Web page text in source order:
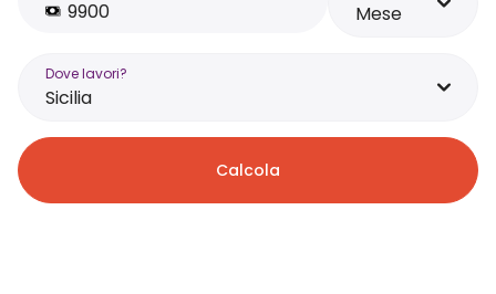
Mese
Dove lavori?
Sicilia
Calcola